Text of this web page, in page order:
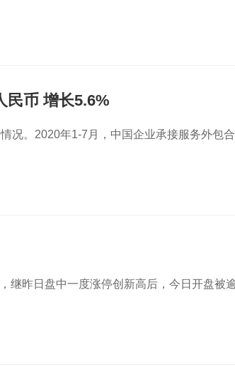
民币 增长5.6%
况。2020年1-7月，中国企业承接服务外包合
继昨日盘中一度涨停创新高后，今日开盘被